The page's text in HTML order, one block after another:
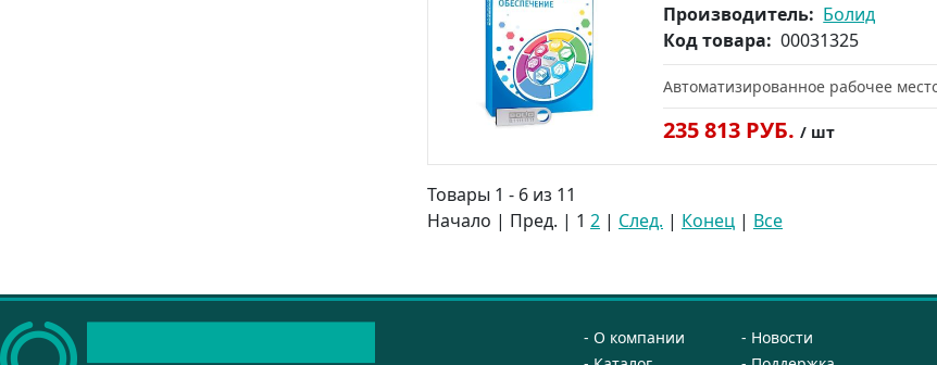
Производитель: Болид
Код товара: 00031325
Автоматизированное рабочее
235 813 РУБ./ шт
Товары 1 - 6 из 11
Начало | Пред. | 1 2 | След. | Конец | Все
О компании
Новости